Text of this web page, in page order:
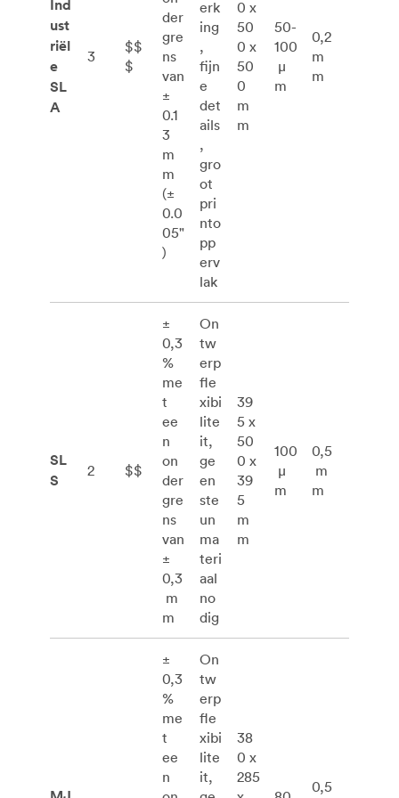
Ind
ust
riël
e
SL
A
3
$$
$
der
gre
ns
van
±
0.1
3
m
m
(±
0.0
05"
)
erk
ing
,
fijn
e
det
ails
,
gro
ot
pri
nto
pp
erv
lak
0 x
50
0 x
50
0
m
m
50-
100
μ
m
0,2
m
m
SL
S
2 $$
±
0,3
%
me
t
ee
n
on
der
gre
ns
van
±
0,3
m
m
On
tw
erp
fle
xibi
lite
it,
ge
en
ste
un
ma
teri
aal
no
dig
39
5 x
50
0 x
39
5
m
m
100
μ
m
0,5
m
m
±
0,3
%
me
t
ee
n
On
tw
erp
fle
xibi
lite
it,
38
0 x
285
0,5